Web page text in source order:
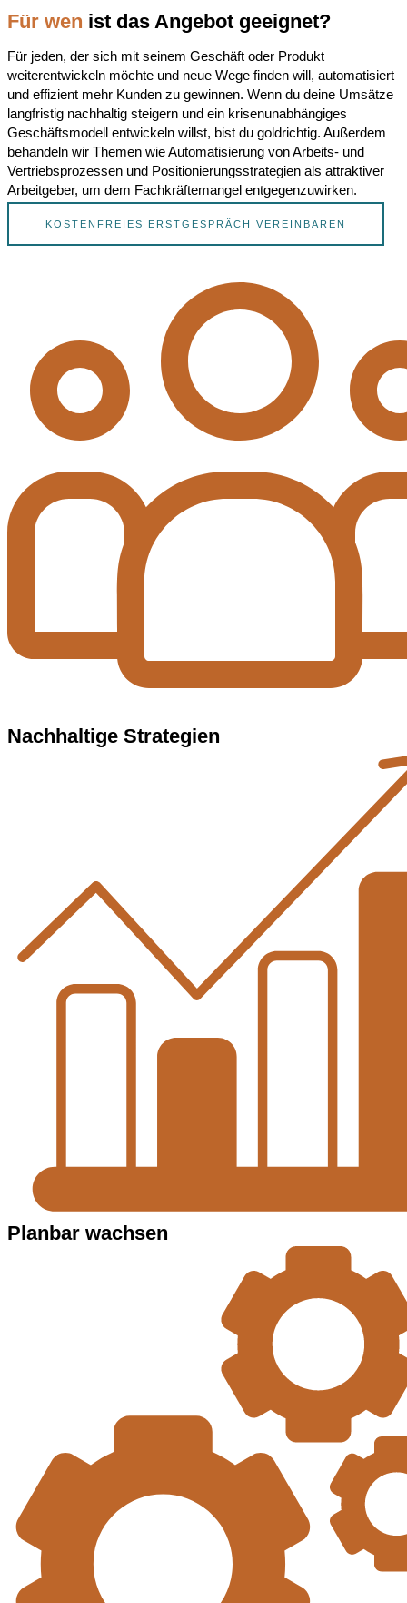
Für wen ist das Angebot geeignet?
Für jeden, der sich mit seinem Geschäft oder Produkt
weiterentwickeln möchte und neue Wege finden will, automatisiert
und effizient mehr Kunden zu gewinnen. Wenn du deine Umsätze
langfristig nachhaltig steigern und ein krisenunabhängiges
Geschäftsmodell entwickeln willst, bist du goldrichtig. Außerdem
behandeln wir Themen wie Automatisierung von Arbeits- und
Vertriebsprozessen und Positionierungsstrategien als attraktiver
Arbeitgeber, um dem Fachkräftemangel entgegenzuwirken.
KOSTENFREIES ERSTGESPRÄCH VEREINBAREN
Nachhaltige Strategien
Planbar wachsen